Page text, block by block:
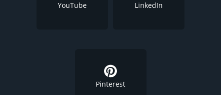
YouTube LinkedIn
Pinterest